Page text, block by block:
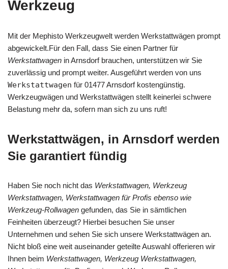
Werkzeug
Mit der Mephisto Werkzeugwelt werden Werkstattwägen prompt
abgewickelt.Für den Fall, dass Sie einen Partner für
Werkstattwagen in Arnsdorf brauchen, unterstützen wir Sie
zuverlässig und prompt weiter. Ausgeführt werden von uns
Werkstattwagen für 01477 Arnsdorf kostengünstig.
Werkzeugwägen und Werkstattwägen stellt keinerlei schwere
Belastung mehr da, sofern man sich zu uns ruft!
Werkstattwägen, in Arnsdorf werden
Sie garantiert fündig
Haben Sie noch nicht das Werkstattwagen, Werkzeug
Werkstattwagen, Werkstattwagen für Profis ebenso wie
Werkzeug-Rollwagen gefunden, das Sie in sämtlichen
Feinheiten überzeugt? Hierbei besuchen Sie unser
Unternehmen und sehen Sie sich unsere Werkstattwägen an.
Nicht bloß eine weit auseinander geteilte Auswahl offerieren wir
Ihnen beim Werkstattwagen, Werkzeug Werkstattwagen,